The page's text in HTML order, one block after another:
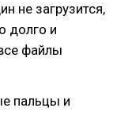
не загрузится,
долго и
файлы
пальцы и